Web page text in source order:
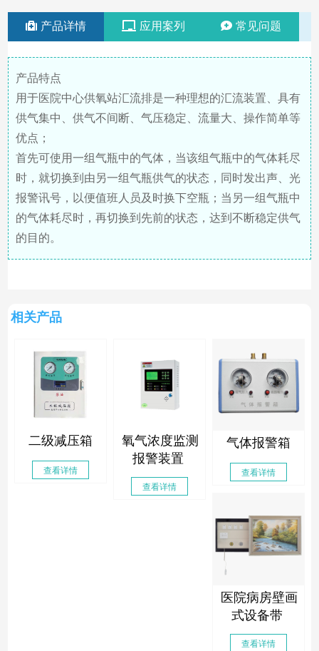
产品详情 应用案列 常见问题
产品特点
用于医院中心供氧站汇流排是一种理想的汇流装置、具有
供气集中、供气不间断、气压稳定、流量大、操作简单等
优点；
首先可使用一组气瓶中的气体，当该组气瓶中的气体耗尽
时，就切换到由另一组气瓶供气的状态，同时发出声、光
报警讯号，以便值班人员及时换下空瓶；当另一组气瓶中
的气体耗尽时，再切换到先前的状态，达到不断稳定供气
的目的。
相关产品
二级减压箱
查看详情
氧气浓度监测
报警装置
查看详情
气体报警箱
查看详情
医院病房壁画
式设备带
查看详情